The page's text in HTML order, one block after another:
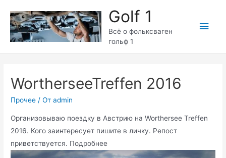
содержимому
Golf 1
Всё о фольксваген
гольф 1
WortherseeTreffen 2016
Прочее / От admin
Организовываю поездку в Австрию на Worthersee Treffen
2016. Кого заинтересует пишите в личку. Репост
приветствуется. Подробнее